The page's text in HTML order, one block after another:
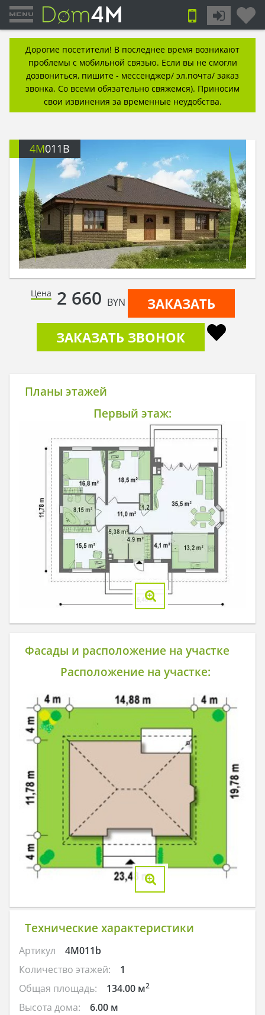
Дорогие посетители! В последнее время возникают
проблемы с мобильной связью. Если вы не смогли
дозвониться, пишите - мессенджер/ эл.почта/ заказ
звонка. Со всеми обязательно свяжемся). Приносим
свои извинения за временные неудобства.
4M011B
Цена 2 660 BYN
ЗАКАЗАТЬ
ЗАКАЗАТЬ ЗВОНОК
Планы этажей
Первый этаж:
Фасады и расположение на участке
Расположение на участке:
Технические характеристики
Артикул
4M011b
Количество этажей:
1
Общая площадь:
134.00 м2
Высота дома:
6.00 м